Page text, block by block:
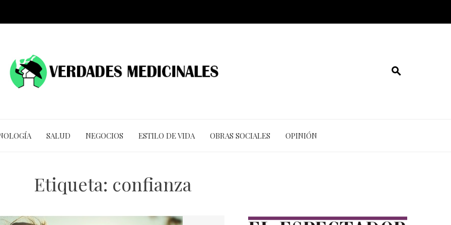
SALUD NEGOCIOS ESTILO DE VIDA OBRAS SOCIALES OPINIÓN
Etiqueta: confianza